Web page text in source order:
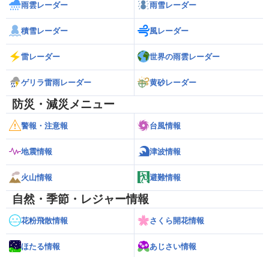
雨雲レーダー 雨雪レーダー
積雪レーダー 風レーダー
雷レーダー 世界の雨雲レーダー
ゲリラ雷雨レーダー 黄砂レーダー
防災・減災メニュー
警報・注意報 台風情報
地震情報 津波情報
火山情報 避難情報
自然・季節・レジャー情報
花粉飛散情報 さくら開花情報
ほたる情報 あじさい情報